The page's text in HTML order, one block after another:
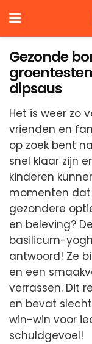
Gezonde
dipsaus
Het is weer zo
vrienden en
op zoek bent
snel klaar zijn
kinderen
momenten dat
gezondere
en beleving?
basilicum-
antwoord! Ze
en een
verrassen. Dit
en bevat
win-win voor
schuldgevoel!